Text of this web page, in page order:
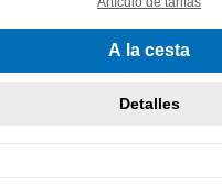
A la cesta
Detalles